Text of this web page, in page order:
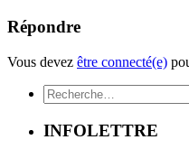
Répondre
Vous devez être connecté(e)
Rechercher :
INFOLETTRE